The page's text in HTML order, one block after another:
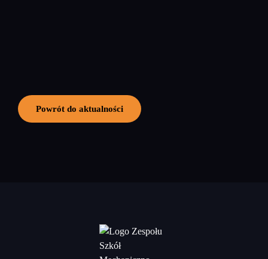
Powrót do aktualności